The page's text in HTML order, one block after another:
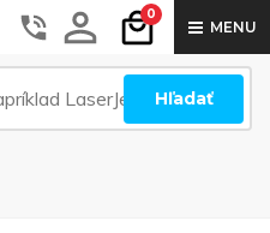
0
MENU
Hľadať